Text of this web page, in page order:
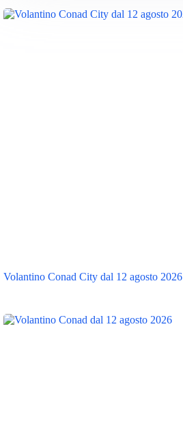
Volantino Conad City dal 12 agosto 2026